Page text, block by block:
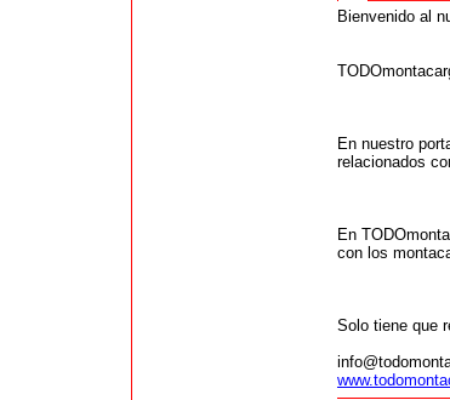
Bienvenido al
En nuestro
relacionados
En
con los
Solo tiene que